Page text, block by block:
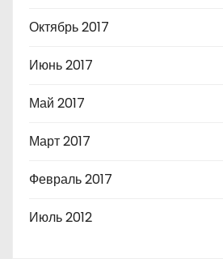
Октябрь 2017
Июнь 2017
Май 2017
Март 2017
Февраль 2017
Июль 2012